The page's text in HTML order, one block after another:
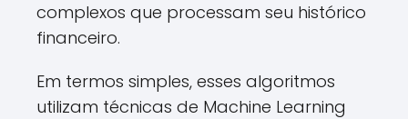
complexos que processam seu histórico
financeiro.
Em termos simples, esses algoritmos
utilizam técnicas de Machine Learning